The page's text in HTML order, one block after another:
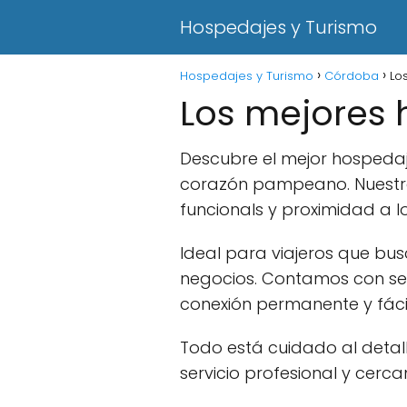
Hospedajes y Turismo
Hospedajes y Turismo Córdoba
Los mejores
Descubre el mejor
corazón pampeano.
funcionals y proximidad a
Ideal para viajeros que
negocios. Contamos con
conexión permanente y
Todo está cuidado al
servicio profesional y